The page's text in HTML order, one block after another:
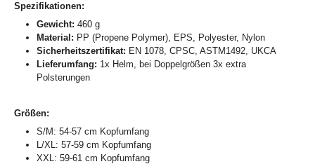
Spezifikationen:
Gewicht: 460 g
Material: PP (Propene Polymer), EPS, Polyester, Nylon
Sicherheitszertifikat: EN 1078, CPSC, ASTM1492, UKCA
Lieferumfang: 1x Helm, bei Doppelgrößen 3x extra
Polsterungen
Größen:
S/M: 54-57 cm Kopfumfang
L/XL: 57-59 cm Kopfumfang
XXL: 59-61 cm Kopfumfang